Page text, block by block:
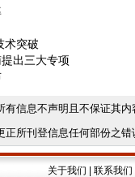
术突破
出三大专项
有信息不声明且不保证其
正所刊登信息任何部份之错
关于我们 联系我们